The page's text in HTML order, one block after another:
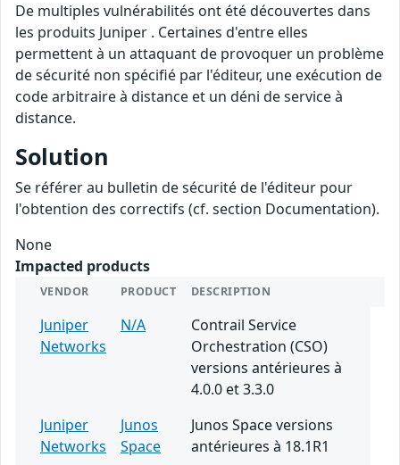
De multiples vulnérabilités ont été découvertes dans
les produits Juniper . Certaines d'entre elles
permettent à un attaquant de provoquer un problème
de sécurité non spécifié par l'éditeur, une exécution de
code arbitraire à distance et un déni de service à
distance.
Solution
Se référer au bulletin de sécurité de l'éditeur pour
l'obtention des correctifs (cf. section Documentation).
None
Impacted products
VENDOR PRODUCT DESCRIPTION
Juniper
Networks
N/A
Contrail Service
Orchestration (CSO)
versions antérieures à
4.0.0 et 3.3.0
Juniper
Networks
Junos
Space
Junos Space versions
antérieures à 18.1R1